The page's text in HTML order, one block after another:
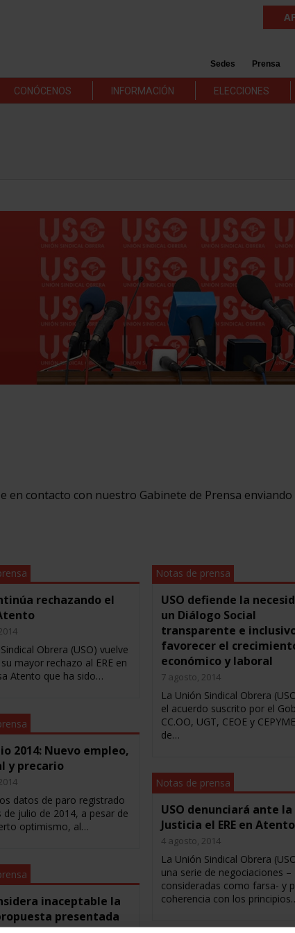
Sedes Prensa
CONÓCENOS INFORMACIÓN ELECCIONES
en contacto con nuestro Gabinete de Prensa enviando
rechazando el
Obrera (USO) vuelve
mayor rechazo al ERE en
Atento que ha sido…
Notas de prensa
USO defiende la
un Diálogo Social
transparente e
favorecer el
económico y laboral
7 agosto, 2014
La Unión Sindical Obrera
el acuerdo suscrito por el
CC.OO, UGT, CEOE y
de…
2014: Nuevo empleo,
y precario
datos de paro registrado
de julio de 2014, a pesar de
optimismo, al…
Notas de prensa
USO denunciará ante la
Justicia el ERE en Atento
4 agosto, 2014
La Unión Sindical Obrera
una serie de negociaciones –
consideradas como farsa- y
coherencia con los
inaceptable la
presentada